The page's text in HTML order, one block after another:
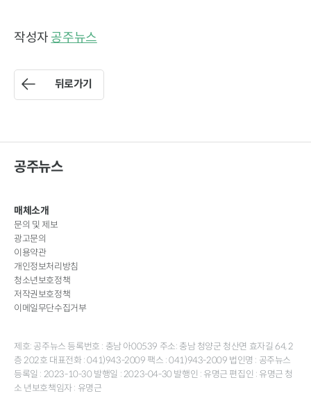
작성자 공주뉴스
뒤로가기
공주뉴스
매체소개
문의 및 제보
광고문의
이용약관
개인정보처리방침
청소년보호정책
저작권보호정책
이메일무단수집거부
제호: 공주뉴스 등록번호 : 충남 아00539 주소: 충남 청양군 청산면 효자길 64, 2
층 202호 대표전화 : 041)943-2009 팩스 : 041)943-2009 법인명 : 공주뉴스
등록일 : 2023-10-30 발행일 : 2023-04-30 발행인 : 유명근 편집인 : 유명근 청
소 년보호책임자 : 유명근